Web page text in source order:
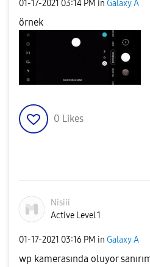
‎01-17-2021 03:14 PM in Galaxy A
örnek
0 Likes
Nisiii
Active Level 1
‎01-17-2021 03:16 PM in Galaxy A
wp kamerasında oluyor